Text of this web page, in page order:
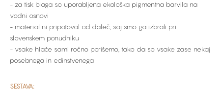
- za tisk blaga so uporabljena ekološka pigmentna barvila na
vodni osnovi
- material ni pripotoval od daleč, saj smo ga izbrali pri
slovenskem ponudniku
- vsake hlače sami ročno porišemo, tako da so vsake zase nekaj
posebnega in edinstvenega
SESTAVA: